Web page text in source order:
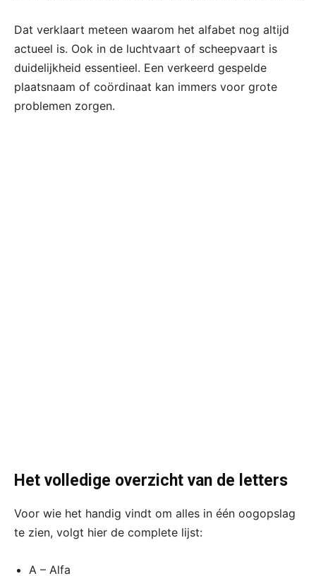
Dat verklaart meteen waarom het alfabet nog altijd
actueel is. Ook in de luchtvaart of scheepvaart is
duidelijkheid essentieel. Een verkeerd gespelde
plaatsnaam of coördinaat kan immers voor grote
problemen zorgen.
Het volledige overzicht van de letters
Voor wie het handig vindt om alles in één oogopslag
te zien, volgt hier de complete lijst:
A – Alfa